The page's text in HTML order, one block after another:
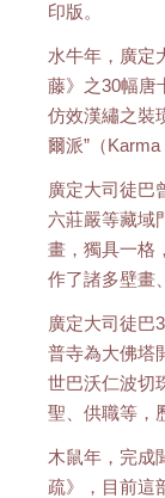
印版。
水牛年，廣定
藤》之30幅唐
仿效漢繡之裝
爾派”（
廣定大司徒巴
六莊嚴等藏域
畫，獨具一格
作了諸多壁畫
廣定大司徒巴
普寺為大佛塔
世巴沃仁波切
聖、供職等，
木鼠年，完成
疏》，目前這